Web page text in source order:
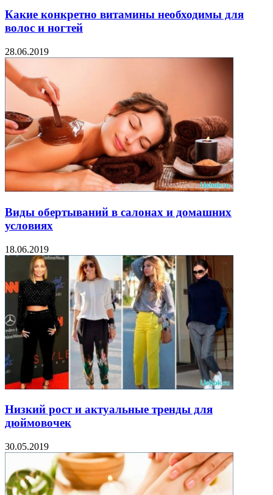
Какие конкретно витамины необходимы для
волос и ногтей
28.06.2019
Виды обертываний в салонах и домашних
условиях
18.06.2019
Низкий рост и актуальные тренды для
дюймовочек
30.05.2019